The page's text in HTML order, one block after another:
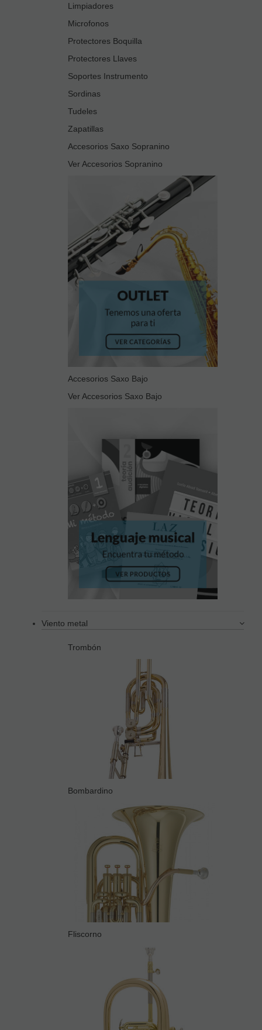
Limpiadores
Microfonos
Protectores Boquilla
Protectores Llaves
Soportes Instrumento
Sordinas
Tudeles
Zapatillas
Accesorios Saxo Sopranino
Ver Accesorios Sopranino
Accesorios Saxo Bajo
Ver Accesorios Saxo Bajo
Viento metal
Trombón
Bombardino
Fliscorno